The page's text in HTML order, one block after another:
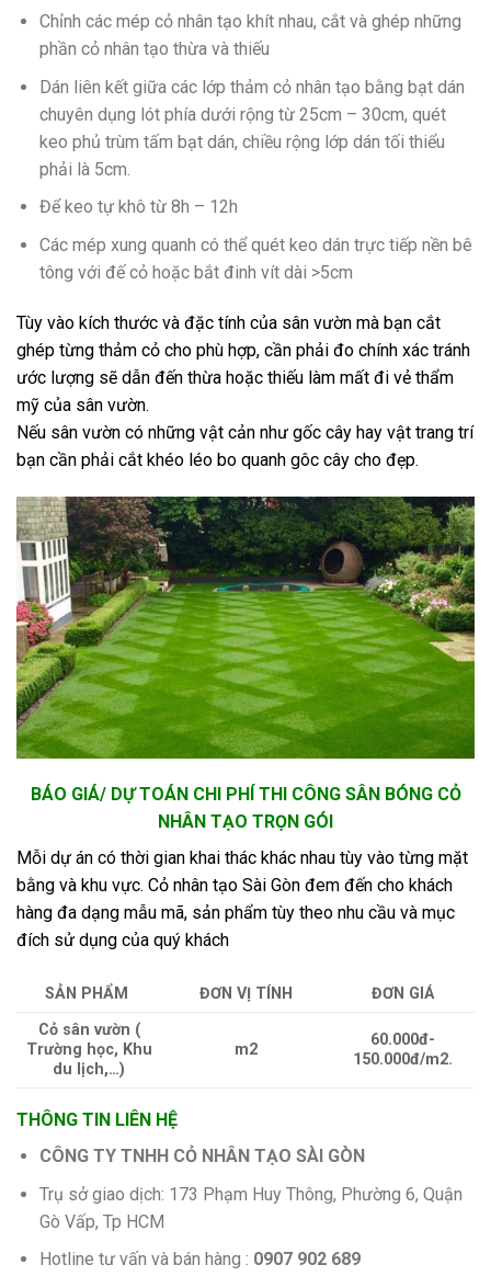
Chỉnh các mép cỏ nhân tạo khít nhau, cắt và ghép những
phần cỏ nhân tạo thừa và thiếu
Dán liên kết giữa các lớp thảm cỏ nhân tạo bằng bạt dán
chuyên dụng lót phía dưới rộng từ 25cm – 30cm, quét
keo phủ trùm tấm bạt dán, chiều rộng lớp dán tối thiểu
phải là 5cm.
Để keo tự khô từ 8h – 12h
Các mép xung quanh có thể quét keo dán trực tiếp nền bê
tông với đế cỏ hoặc bắt đinh vít dài >5cm
Tùy vào kích thước và đặc tính của sân vườn mà bạn cắt
ghép từng thảm cỏ cho phù hợp, cần phải đo chính xác tránh
ước lượng sẽ dẫn đến thừa hoặc thiếu làm mất đi vẻ thẩm
mỹ của sân vườn.
Nếu sân vườn có những vật cản như gốc cây hay vật trang trí
bạn cần phải cắt khéo léo bo quanh gôc cây cho đẹp.
BÁO GIÁ/ DỰ TOÁN CHI PHÍ THI CÔNG SÂN BÓNG CỎ
NHÂN TẠO TRỌN GÓI
Mỗi dự án có thời gian khai thác khác nhau tùy vào từng mặt
bằng và khu vực. Cỏ nhân tạo Sài Gòn đem đến cho khách
hàng đa dạng mẫu mã, sản phẩm tùy theo nhu cầu và mục
đích sử dụng của quý khách
SẢN PHẨM ĐƠN VỊ TÍNH
ĐƠN GIÁ
Cỏ sân vườn (
Trường học, Khu
du lịch,…)
m2
60.000đ-
150.000đ/m2.
THÔNG TIN LIÊN HỆ
CÔNG TY TNHH CỎ NHÂN TẠO SÀI GÒN
Trụ sở giao dịch: 173 Phạm Huy Thông, Phường 6, Quận
Gò Vấp, Tp HCM
Hotline tư vấn và bán hàng : 0907 902 689